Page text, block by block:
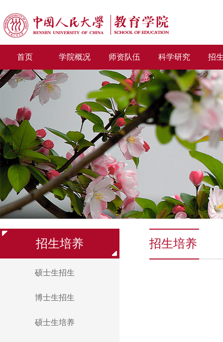
首页 学院概况 师资队伍 科学研究 招
招生培养
硕士生招生
博士生招生
硕士生培养
招生培养